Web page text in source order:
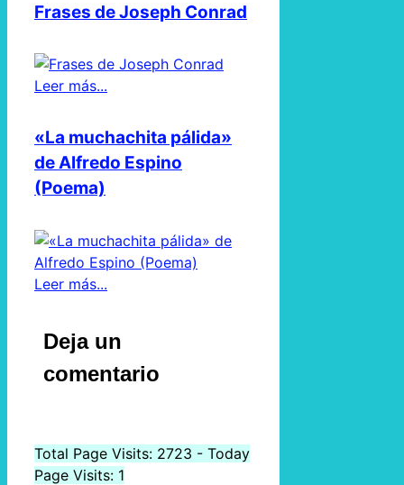
Frases de Joseph Conrad
Leer más...
«La muchachita pálida»
de Alfredo Espino
(Poema)
Leer más...
Deja un
comentario
Total Page Visits: 2723 - Today
Page Visits: 1